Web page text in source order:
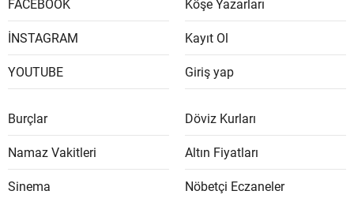
FACEBOOK
İNSTAGRAM
YOUTUBE
Köşe Yazarları
Kayıt Ol
Giriş yap
Burçlar
Namaz Vakitleri
Sinema
Döviz Kurları
Altın Fiyatları
Nöbetçi Eczaneler